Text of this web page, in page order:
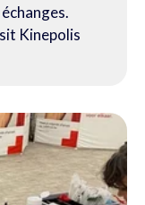
Kinepolis